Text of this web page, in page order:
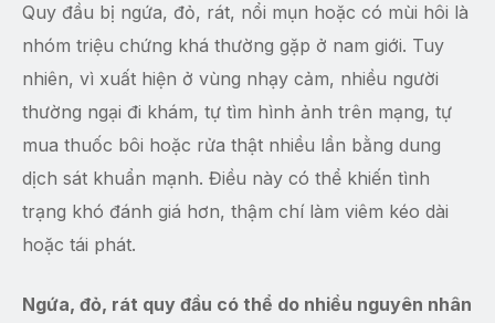
Quy đầu bị ngứa, đỏ, rát, nổi mụn hoặc có mùi hôi là
nhóm triệu chứng khá thường gặp ở nam giới. Tuy
nhiên, vì xuất hiện ở vùng nhạy cảm, nhiều người
thường ngại đi khám, tự tìm hình ảnh trên mạng, tự
mua thuốc bôi hoặc rửa thật nhiều lần bằng dung
dịch sát khuẩn mạnh. Điều này có thể khiến tình
trạng khó đánh giá hơn, thậm chí làm viêm kéo dài
hoặc tái phát.
Ngứa, đỏ, rát quy đầu có thể do nhiều nguyên nhân